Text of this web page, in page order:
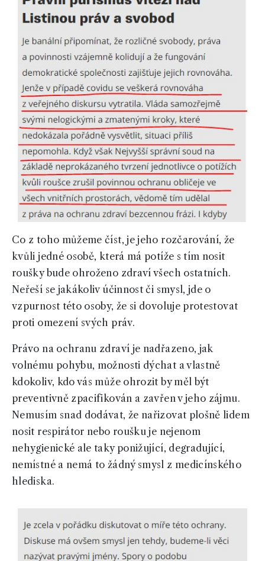
Co z toho můžeme číst, je jeho rozčarování, že
kvůli jedné osobě, která má potíže s tím nosit
roušky bude ohroženo zdraví všech ostatních.
Neřeší se jakákoliv účinnost či smysl, jde o
vzpurnost této osoby, že si dovoluje protestovat
proti omezení svých práv.
Právo na ochranu zdraví je nadřazeno, jak
volnému pohybu, možnosti dýchat a vlastně
kdokoliv, kdo vás může ohrozit by měl být
preventivně zpacifikován a zavřen v jeho zájmu.
Nemusím snad dodávat, že nařizovat plošně lidem
nosit respirátor nebo roušku je nejenom
nehygienické ale taky ponižující, degradující,
nemístné a nemá to žádný smysl z medicínského
hlediska.